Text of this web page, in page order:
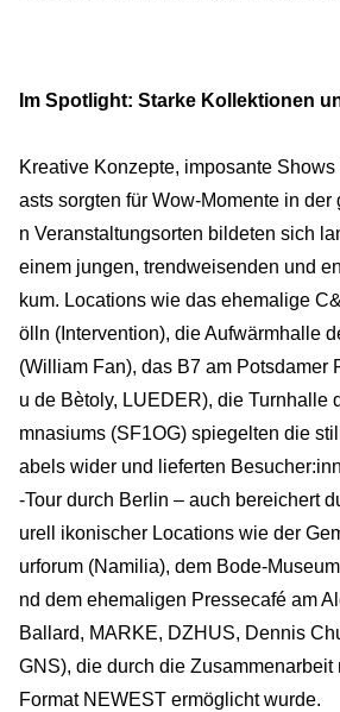
Im Spotlight: Starke Kollektionen
Kreative Konzepte, imposante
asts sorgten für Wow-Momente in der
n Veranstaltungsorten bildeten sich
einem jungen, trendweisenden und
kum. Locations wie das ehemalige
ölln (Intervention), die Aufwärmhalle
(William Fan), das B7 am Potsdamer
u de Bètoly, LUEDER), die Turnhalle
mnasiums (SF1OG) spiegelten die
abels wider und lieferten
-Tour durch Berlin – auch bereichert
urell ikonischer Locations wie der
urforum (Namilia), dem Bode-
nd dem ehemaligen Pressecafé am
Ballard, MARKE, DZHUS, Dennis
GNS), die durch die Zusammenarbeit
Format NEWEST ermöglicht wurde.